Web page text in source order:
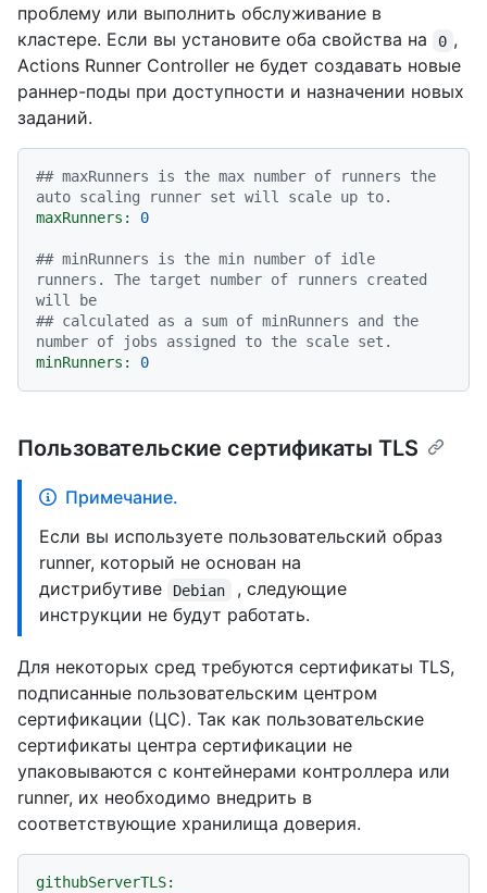
проблему или выполнить обслуживание в
кластере. Если вы установите оба свойства на
0 ,
Actions Runner Controller не будет создавать новые
раннер-поды при доступности и назначении новых
заданий.
## maxRunners is the max number of runners the
auto scaling runner set will scale up to.
maxRunners:
0
## minRunners is the min number of idle
runners. The target number of runners created
will be
## calculated as a sum of minRunners and the
number of jobs assigned to the scale set.
minRunners:
0
Пользовательские сертификаты TLS
Примечание.
Если вы используете пользовательский образ
runner, который не основан на
дистрибутиве
Debian
, следующие
инструкции не будут работать.
Для некоторых сред требуются сертификаты TLS,
подписанные пользовательским центром
сертификации (ЦС). Так как пользовательские
сертификаты центра сертификации не
упаковываются с контейнерами контроллера или
runner, их необходимо внедрить в
соответствующие хранилища доверия.
githubServerTLS: